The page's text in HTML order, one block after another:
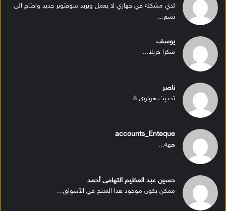
لدي مشكله في جهازي لا يعمل ويريد سوفتوير جديد واحتاج الى
تشغ...
يوسف
شكرا جزيلا...
ناصر
تحديث هواوي 8...
accounts_Enteque
ههه...
حسين عبد العظيم التهامى أحمد
ممكن يكون موجود هذا المنتج في الأسواق...